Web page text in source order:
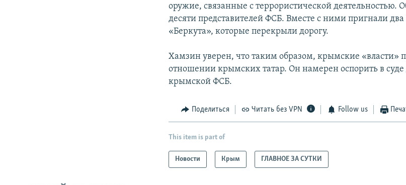
оружие, связанные с террористической деятельностью.
десяти представителей ФСБ. Вместе с ними пригнали два
«Беркута», которые перекрыли дорогу.
Хамзин уверен, что таким образом, крымские «власти»
отношении крымских татар. Он намерен оспорить в суде
крымской ФСБ.
Поделиться Читать без VPN Follow us
This item is part of
Новости Крым ГЛАВНОЕ ЗА СУТКИ